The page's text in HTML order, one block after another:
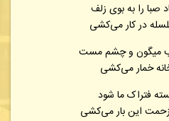
صبا را به بوی زلف
در کار می‌کشی
میگون و چشم مست
خمار می‌کشی
فتراک ما شود
این بار می‌کشی